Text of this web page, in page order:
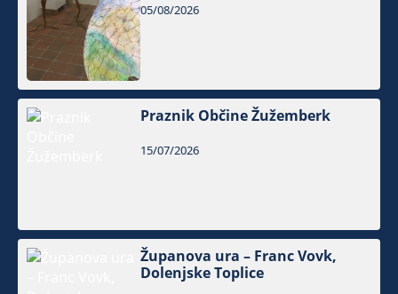
05/08/2026
Praznik Občine Žužemberk
15/07/2026
Županova ura – Franc Vovk,
Dolenjske Toplice